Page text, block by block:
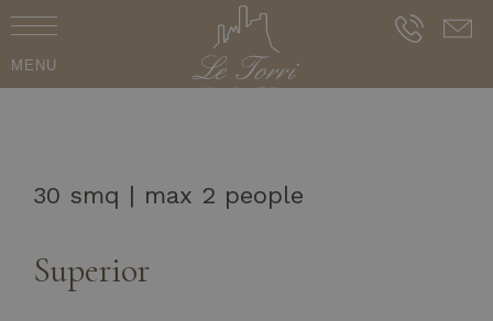
MENU
30 smq | max 2 people
Superior